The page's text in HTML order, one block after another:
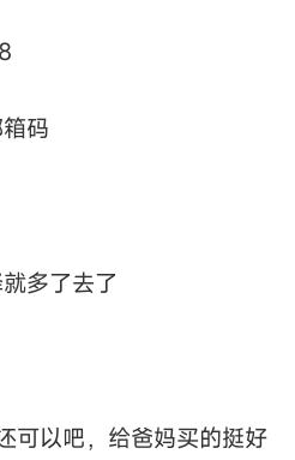
码
多了去了
可以吧，给爸妈买的挺好